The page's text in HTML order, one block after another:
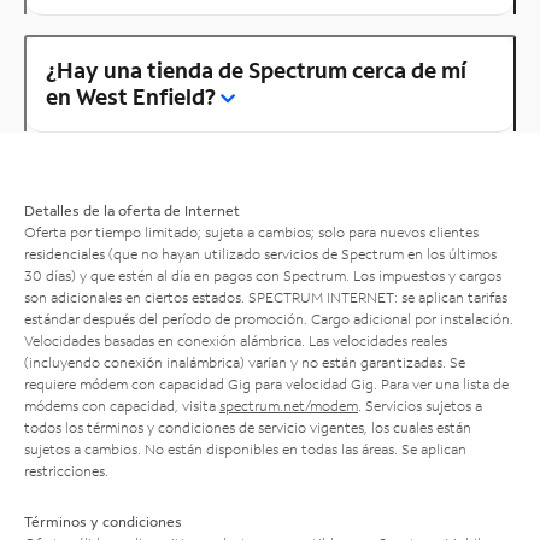
¿Hay una tienda de Spectrum cerca de mí
en West Enfield?
Detalles de la oferta de Internet
Oferta por tiempo limitado; sujeta a cambios; solo para nuevos clientes
residenciales (que no hayan utilizado servicios de Spectrum en los últimos
30 días) y que estén al día en pagos con Spectrum. Los impuestos y cargos
son adicionales en ciertos estados. SPECTRUM INTERNET: se aplican tarifas
estándar después del período de promoción. Cargo adicional por instalación.
Velocidades basadas en conexión alámbrica. Las velocidades reales
(incluyendo conexión inalámbrica) varían y no están garantizadas. Se
requiere módem con capacidad Gig para velocidad Gig. Para ver una lista de
módems con capacidad, visita spectrum.net/modem . Servicios sujetos a
todos los términos y condiciones de servicio vigentes, los cuales están
sujetos a cambios. No están disponibles en todas las áreas. Se aplican
restricciones.
Términos y condiciones